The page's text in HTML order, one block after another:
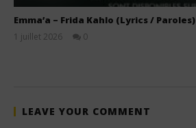
Emma’a – Frida Kahlo (Lyrics / Paroles)
1 juillet 2026
0
LEAVE YOUR COMMENT